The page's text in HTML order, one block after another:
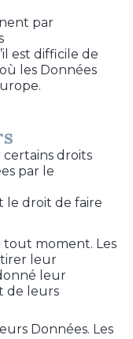
par
est difficile de
les Données
droits
par le
le droit de faire
moment. Les
leur
leur
de leurs
Données. Les